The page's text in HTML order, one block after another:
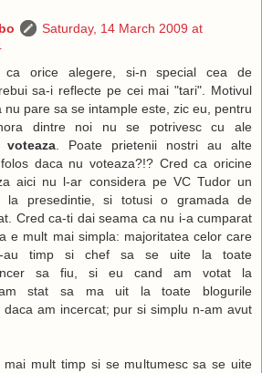
Saturday, 14 March 2009 at
ca orice alegere, si-n special cea de
sa-i reflecte pe cei mai "tari". Motivul
nu pare sa se intample este, zic eu, pentru
dintre noi nu se potrivesc cu ale
voteaza . Poate prietenii nostri au alte
daca nu voteaza?!? Cred ca oricine
aici nu l-ar considera pe VC Tudor un
la presedintie, si totusi o gramada de
Cred ca-ti dai seama ca nu i-a cumparat
e mult mai simpla: majoritatea celor care
au timp si chef sa se uite la toate
sa fiu, si eu cand am votat la
am stat sa ma uit la toate blogurile
daca am incercat; pur si simplu n-am avut
mult timp si se multumesc sa se uite